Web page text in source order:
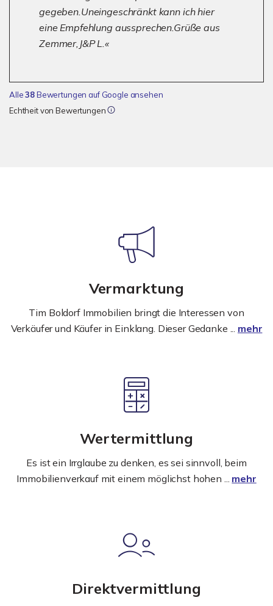
gegeben.Uneingeschränkt kann ich hier
eine Empfehlung aussprechen.Grüße aus
Zemmer,J&P L.
Alle38Bewertungen auf Google ansehen
Echtheit von Bewertungen
Vermarktung
Tim Boldorf Immobilien bringt die Interessen von
Verkäufer und Käufer in Einklang. Dieser Gedanke ... mehr
Wertermittlung
Es ist ein Irrglaube zu denken, es sei sinnvoll, beim
Immobilienverkauf mit einem möglichst hohen ... mehr
Direktvermittlung